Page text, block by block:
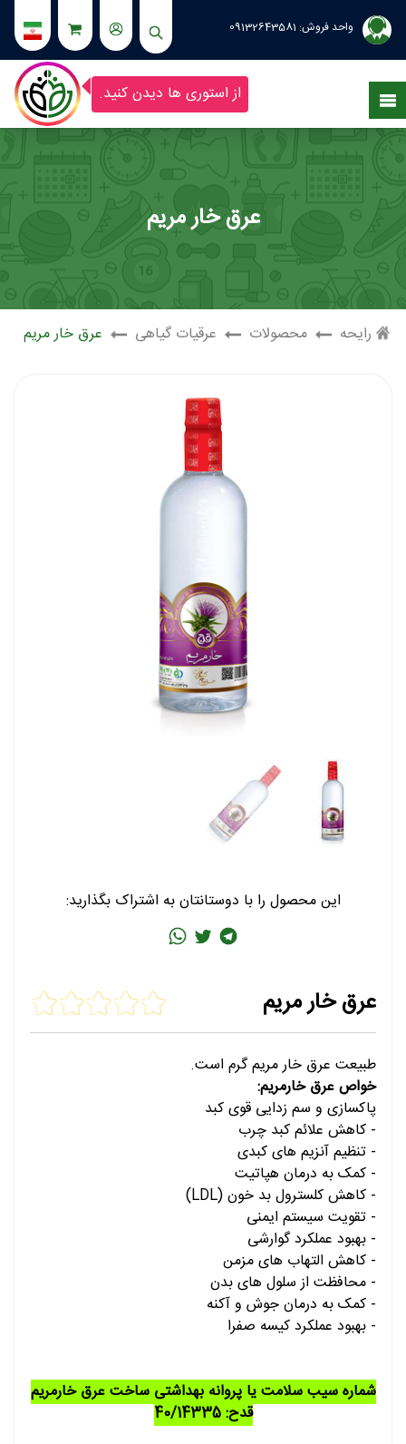
واحد فروش: 09132643581
از استوری ها دیدن کنید.
عرق خار مریم
رایحه محصولات عرقیات گیاهی عرق خار مریم
این محصول را با دوستانتان به اشتراک بگذارید:
عرق خار مریم
طبیعت عرق خار مریم گرم است.
خواص عرق خارمریم:
پاکسازی و سم زدایی قوی کبد
- کاهش علائم کبد چرب
- تنظیم آنزیم های کبدی
- کمک به درمان هپاتیت
- کاهش کلسترول بد خون (LDL)
- تقویت سیستم ایمنی
- بهبود عملکرد گوارشی
- کاهش التهاب های مزمن
- محافظت از سلول های بدن
- کمک به درمان جوش و آکنه
- بهبود عملکرد کیسه صفرا
شماره سیب سلامت یا پروانه بهداشتی ساخت عرق خارمریم
قدح: 40/14335